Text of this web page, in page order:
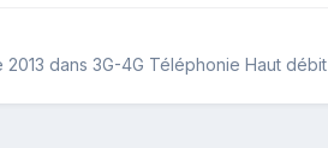
2013 dans 3G-4G Téléphonie Haut débit